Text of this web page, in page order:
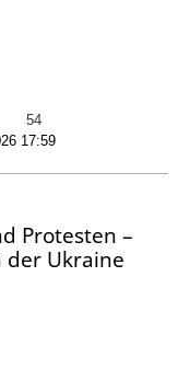
54
17:59
Protesten –
der Ukraine